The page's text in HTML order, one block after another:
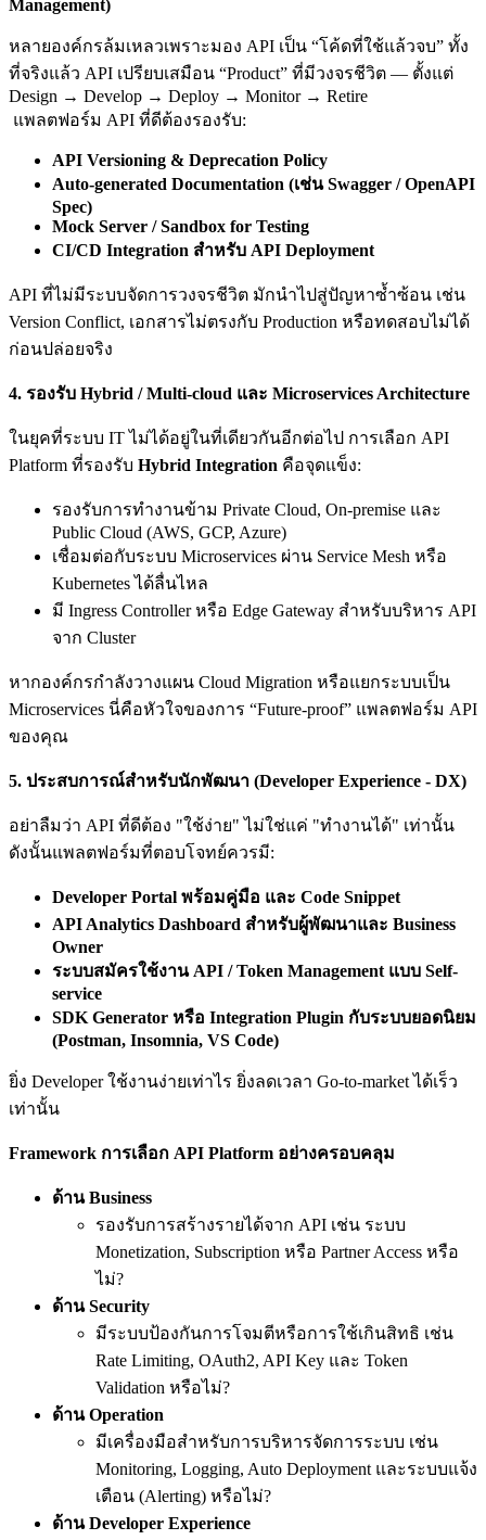
Management)
หลายองค์กรล้มเหลวเพราะมอง API เป็น “โค้ดที่ใช้แล้วจบ” ทั้ง
ที่จริงแล้ว API เปรียบเสมือน “Product” ที่มีวงจรชีวิต — ตั้งแต่
Design → Develop → Deploy → Monitor → Retire
แพลตฟอร์ม API ที่ดีต้องรองรับ:
API Versioning & Deprecation Policy
Auto-generated Documentation (เช่น Swagger / OpenAPI
Spec)
Mock Server / Sandbox for Testing
CI/CD Integration สำหรับ API Deployment
API ที่ไม่มีระบบจัดการวงจรชีวิต มักนำไปสู่ปัญหาซ้ำซ้อน เช่น
Version Conflict, เอกสารไม่ตรงกับ Production หรือทดสอบไม่ได้
ก่อนปล่อยจริง
4. รองรับ Hybrid / Multi-cloud และ Microservices Architecture
ในยุคที่ระบบ IT ไม่ได้อยู่ในที่เดียวกันอีกต่อไป การเลือก API
Platform ที่รองรับ Hybrid Integration คือจุดแข็ง:
รองรับการทำงานข้าม Private Cloud, On-premise และ
Public Cloud (AWS, GCP, Azure)
เชื่อมต่อกับระบบ Microservices ผ่าน Service Mesh หรือ
Kubernetes ได้ลื่นไหล
มี Ingress Controller หรือ Edge Gateway สำหรับบริหาร API
จาก Cluster
หากองค์กรกำลังวางแผน Cloud Migration หรือแยกระบบเป็น
Microservices นี่คือหัวใจของการ “Future-proof” แพลตฟอร์ม API
ของคุณ
5. ประสบการณ์สำหรับนักพัฒนา (Developer Experience - DX)
อย่าลืมว่า API ที่ดีต้อง "ใช้ง่าย" ไม่ใช่แค่ "ทำงานได้" เท่านั้น
ดังนั้นแพลตฟอร์มที่ตอบโจทย์ควรมี:
Developer Portal พร้อมคู่มือ และ Code Snippet
API Analytics Dashboard สำหรับผู้พัฒนาและ Business
Owner
ระบบสมัครใช้งาน API / Token Management แบบ Self-
service
SDK Generator หรือ Integration Plugin กับระบบยอดนิยม
(Postman, Insomnia, VS Code)
ยิ่ง Developer ใช้งานง่ายเท่าไร ยิ่งลดเวลา Go-to-market ได้เร็ว
เท่านั้น
Framework การเลือก API Platform อย่างครอบคลุม
ด้าน Business
รองรับการสร้างรายได้จาก API เช่น ระบบ
Monetization, Subscription หรือ Partner Access หรือ
ไม่?
ด้าน Security
มีระบบป้องกันการโจมตีหรือการใช้เกินสิทธิ เช่น
Rate Limiting, OAuth2, API Key และ Token
Validation หรือไม่?
ด้าน Operation
มีเครื่องมือสำหรับการบริหารจัดการระบบ เช่น
Monitoring, Logging, Auto Deployment และระบบแจ้ง
เตือน (Alerting) หรือไม่?
ด้าน Developer Experience